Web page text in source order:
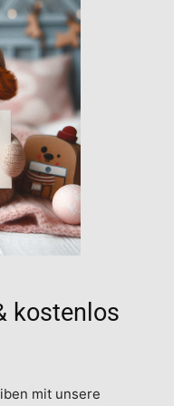
kostenlos
mit unsere